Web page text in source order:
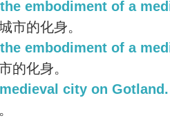
embodiment of a
市的化身。
embodiment of a
的化身。
city on Gotland.